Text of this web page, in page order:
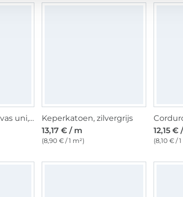
Decoratiestof Canvas uni, grijs
Keperkatoen, zilvergrijs
13,17 € / m
(8,90 € / 1 m²)
12,15 €
(8,10 € /